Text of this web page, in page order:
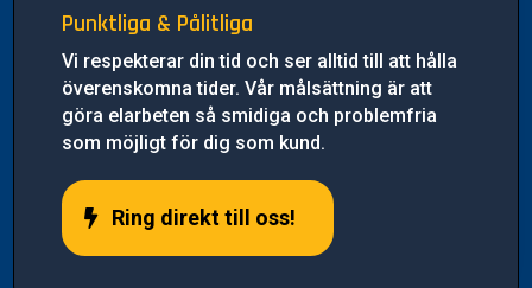
Punktliga & Pålitliga
Vi respekterar din tid och ser alltid till att hålla
överenskomna tider. Vår målsättning är att
göra elarbeten så smidiga och problemfria
som möjligt för dig som kund.
Ring direkt till oss!